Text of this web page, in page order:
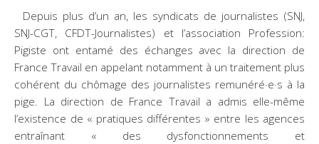
Depuis plus d’un an, les syndicats de journalistes (SNJ,
SNJ-CGT, CFDT-Journalistes) et l’association Profession:
Pigiste ont entamé des échanges avec la direction de
France Travail en appelant notamment à un traitement plus
cohérent du chômage des journalistes remunéré·e·s à la
pige. La direction de France Travail a admis elle-même
l’existence de « pratiques différentes » entre les agences
entraînant « des dysfonctionnements et